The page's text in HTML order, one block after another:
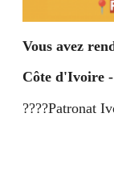
Vous avez
Côte d'Ivoire
????Patronat